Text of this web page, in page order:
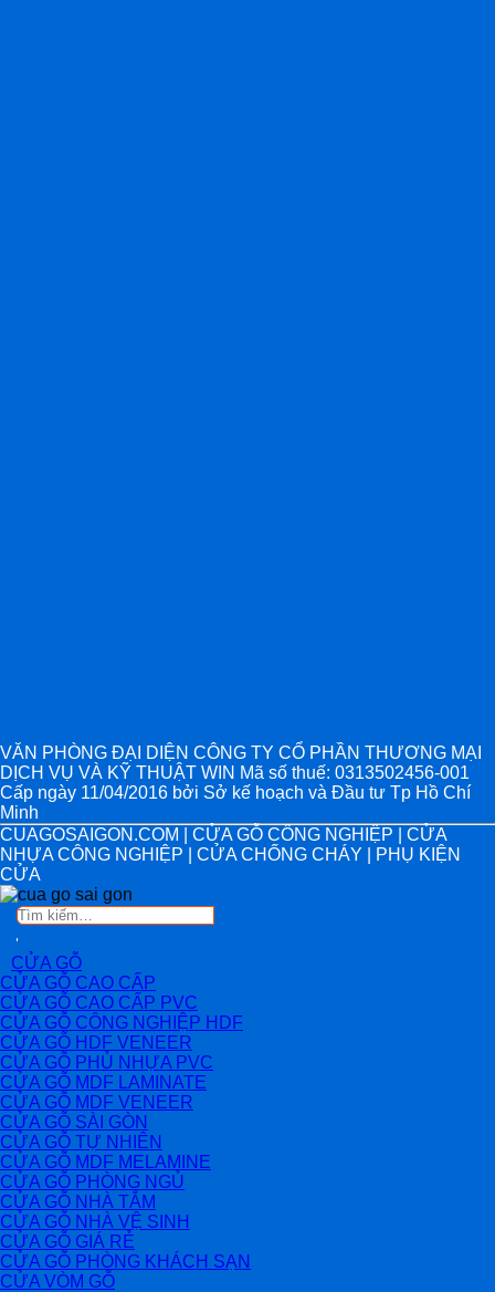
VĂN PHÒNG ĐẠI DIỆN CÔNG TY CỔ PHẦN THƯƠNG MẠI
DỊCH VỤ VÀ KỸ THUẬT WIN Mã số thuế: 0313502456-001
Cấp ngày 11/04/2016 bởi Sở kế hoạch và Đầu tư Tp Hồ Chí
Minh
CUAGOSAIGON.COM | CỬA GỖ CÔNG NGHIỆP | CỬA
NHỰA CÔNG NGHIỆP | CỬA CHỐNG CHÁY | PHỤ KIỆN
CỬA
Tìm
CỬA GỖ
CỬA GỖ CAO CẤP
CỬA GỖ CAO CẤP PVC
CỬA GỖ CÔNG NGHIỆP HDF
CỬA GỖ HDF VENEER
CỬA GỖ PHỦ NHỰA PVC
CỬA GỖ MDF LAMINATE
CỬA GỖ MDF VENEER
CỬA GỖ SÀI GÒN
CỬA GỖ TỰ NHIÊN
CỬA GỖ MDF MELAMINE
CỬA GỖ PHÒNG NGỦ
CỬA GỖ NHÀ TẮM
CỬA GỖ NHÀ VỆ SINH
CỬA GỖ GIÁ RẺ
CỬA GỖ PHÒNG KHÁCH SẠN
CỬA VÒM GỖ